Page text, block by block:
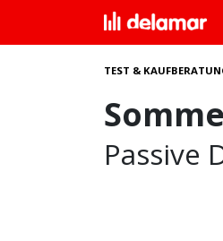
TEST &
Passive